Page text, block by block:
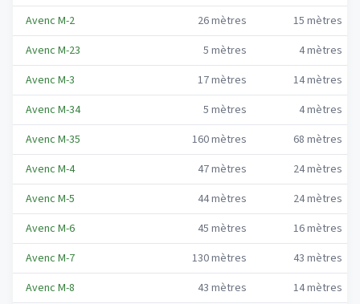
Avenc M-2
26mètres 15 mètres
Avenc M-23
5 mètres 4mètres
Avenc M-3
17mètres 14mètres
Avenc M-34
5 mètres 4mètres
Avenc M-35
160mètres 68 mètres
Avenc M-4
47mètres 24mètres
Avenc M-5
44mètres 24mètres
Avenc M-6
45 mètres 16mètres
Avenc M-7
130mètres 43 mètres
Avenc M-8
43 mètres 14mètres